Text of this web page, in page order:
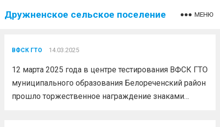
Дружненское сельское поселение МЕНЮ
ВФСК ГТО 14.03.2025
12 марта 2025 года в центре тестирования ВФСК ГТО
муниципального образования Белореченский район
прошло торжественное награждение знаками